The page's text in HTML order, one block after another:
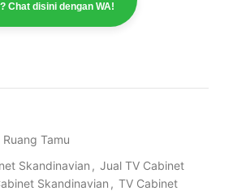
Chat disini dengan WA!
Ruang Tamu
Skandinavian , Jual TV Cabinet
Skandinavian , TV Cabinet